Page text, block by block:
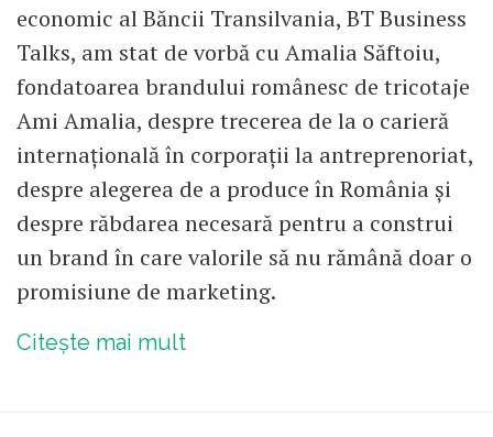
economic al Băncii Transilvania, BT Business
Talks, am stat de vorbă cu Amalia Săftoiu,
fondatoarea brandului românesc de tricotaje
Ami Amalia, despre trecerea de la o carieră
internațională în corporații la antreprenoriat,
despre alegerea de a produce în România și
despre răbdarea necesară pentru a construi
un brand în care valorile să nu rămână doar o
promisiune de marketing.
Citește mai mult